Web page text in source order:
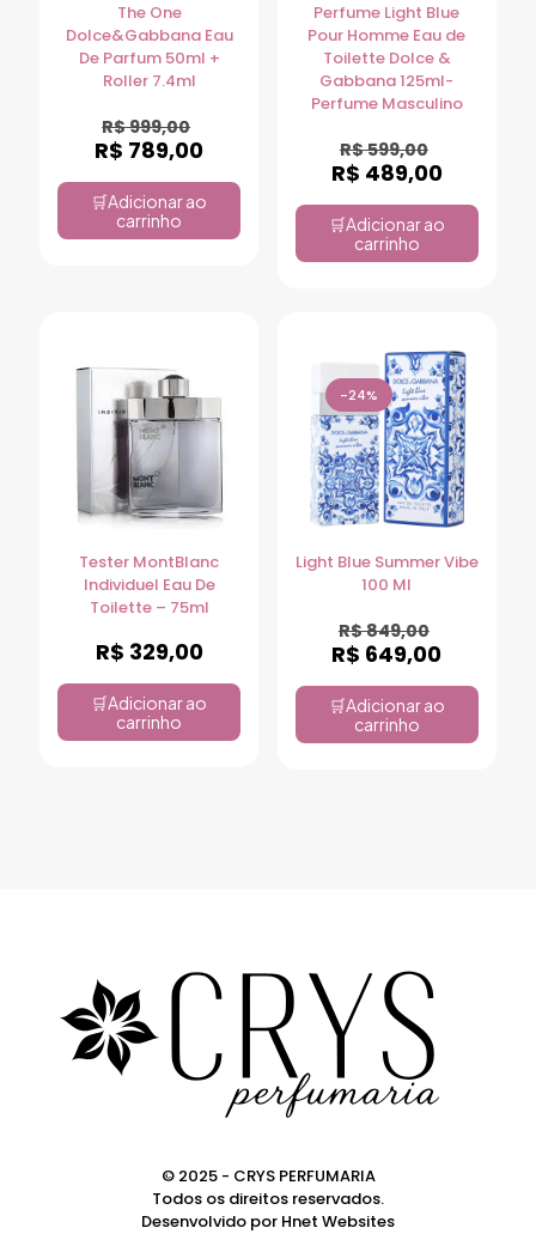
The One
Dolce&Gabbana Eau
De Parfum 50ml +
Roller 7.4ml
R$999,00
R$ 789,00
Adicionar ao
carrinho
Perfume Light Blue
Pour Homme Eau de
Toilette Dolce &
Gabbana 125ml-
Perfume Masculino
R$599,00
R$ 489,00
Adicionar ao
carrinho
Tester MontBlanc
Individuel Eau De
Toilette – 75ml
R$ 329,00
Adicionar ao
carrinho
-24%
Light Blue Summer Vibe
100 Ml
R$849,00
R$ 649,00
Adicionar ao
carrinho
© 2025 - CRYS PERFUMARIA
Todos os direitos reservados.
Desenvolvido por Hnet Websites